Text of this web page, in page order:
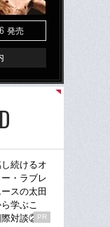
発売
続けるオ
・ラブレ
スの太田
学ぶこ
際対談②》
PR